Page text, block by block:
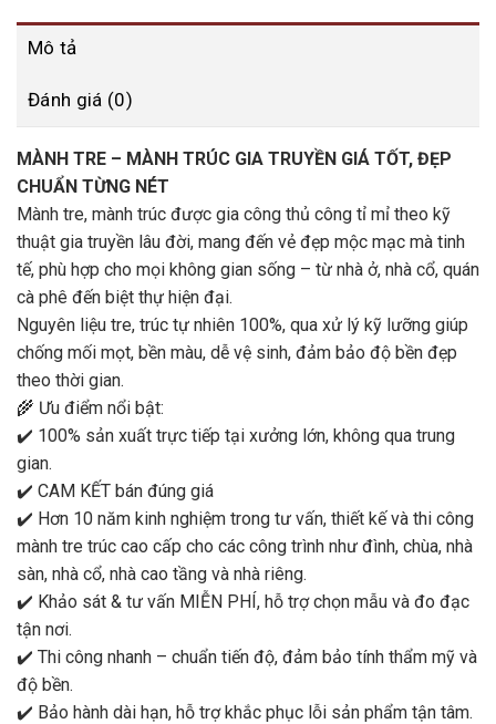
Mô tả
Đánh giá (0)
MÀNH TRE – MÀNH TRÚC GIA TRUYỀN GIÁ TỐT, ĐẸP
CHUẨN TỪNG NÉT
Mành tre, mành trúc được gia công thủ công tỉ mỉ theo kỹ
thuật gia truyền lâu đời, mang đến vẻ đẹp mộc mạc mà tinh
tế, phù hợp cho mọi không gian sống – từ nhà ở, nhà cổ, quán
cà phê đến biệt thự hiện đại.
Nguyên liệu tre, trúc tự nhiên 100%, qua xử lý kỹ lưỡng giúp
chống mối mọt, bền màu, dễ vệ sinh, đảm bảo độ bền đẹp
theo thời gian.
🌾 Ưu điểm nổi bật:
✔️ 100% sản xuất trực tiếp tại xưởng lớn, không qua trung
gian.
✔️ CAM KẾT bán đúng giá
✔️ Hơn 10 năm kinh nghiệm trong tư vấn, thiết kế và thi công
mành tre trúc cao cấp cho các công trình như đình, chùa, nhà
sàn, nhà cổ, nhà cao tầng và nhà riêng.
✔️ Khảo sát & tư vấn MIỄN PHÍ, hỗ trợ chọn mẫu và đo đạc
tận nơi.
✔️ Thi công nhanh – chuẩn tiến độ, đảm bảo tính thẩm mỹ và
độ bền.
✔️ Bảo hành dài hạn, hỗ trợ khắc phục lỗi sản phẩm tận tâm.